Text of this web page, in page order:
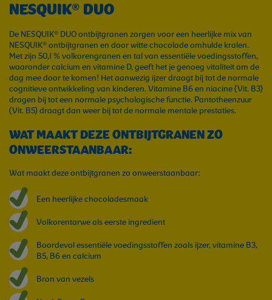
NESQUIK® DUO
De NESQUIK® DUO ontbijtgranen zorgen voor een heerlijke mix van
NESQUIK® ontbijtgranen en door witte chocolade omhulde kralen.
Met zijn 50,1 % volkorengranen en tal van essentiële voedingsstoffen,
waaronder calcium en vitamine D, geeft het je genoeg vitaliteit om de
dag mee door te komen! Het aanwezig ijzer draagt bij tot de normale
cognitieve ontwikkeling van kinderen. Vitamine B6 en niacine (Vit. B3)
dragen bij tot een normale psychologische functie. Pantotheenzuur
(Vit. B5) draagt dan weer bij tot de normale mentale prestaties.
WAT MAAKT DEZE ONTBIJTGRANEN ZO
ONWEERSTAANBAAR:
Wat maakt deze ontbijtgranen zo onweerstaanbaar:
Een heerlijke chocoladesmaak
Volkorentarwe als eerste ingredient
Boordevol essentiële voedingsstoffen zoals ijzer, vitamine B3,
B5, B6 en calcium
Bron van vezels